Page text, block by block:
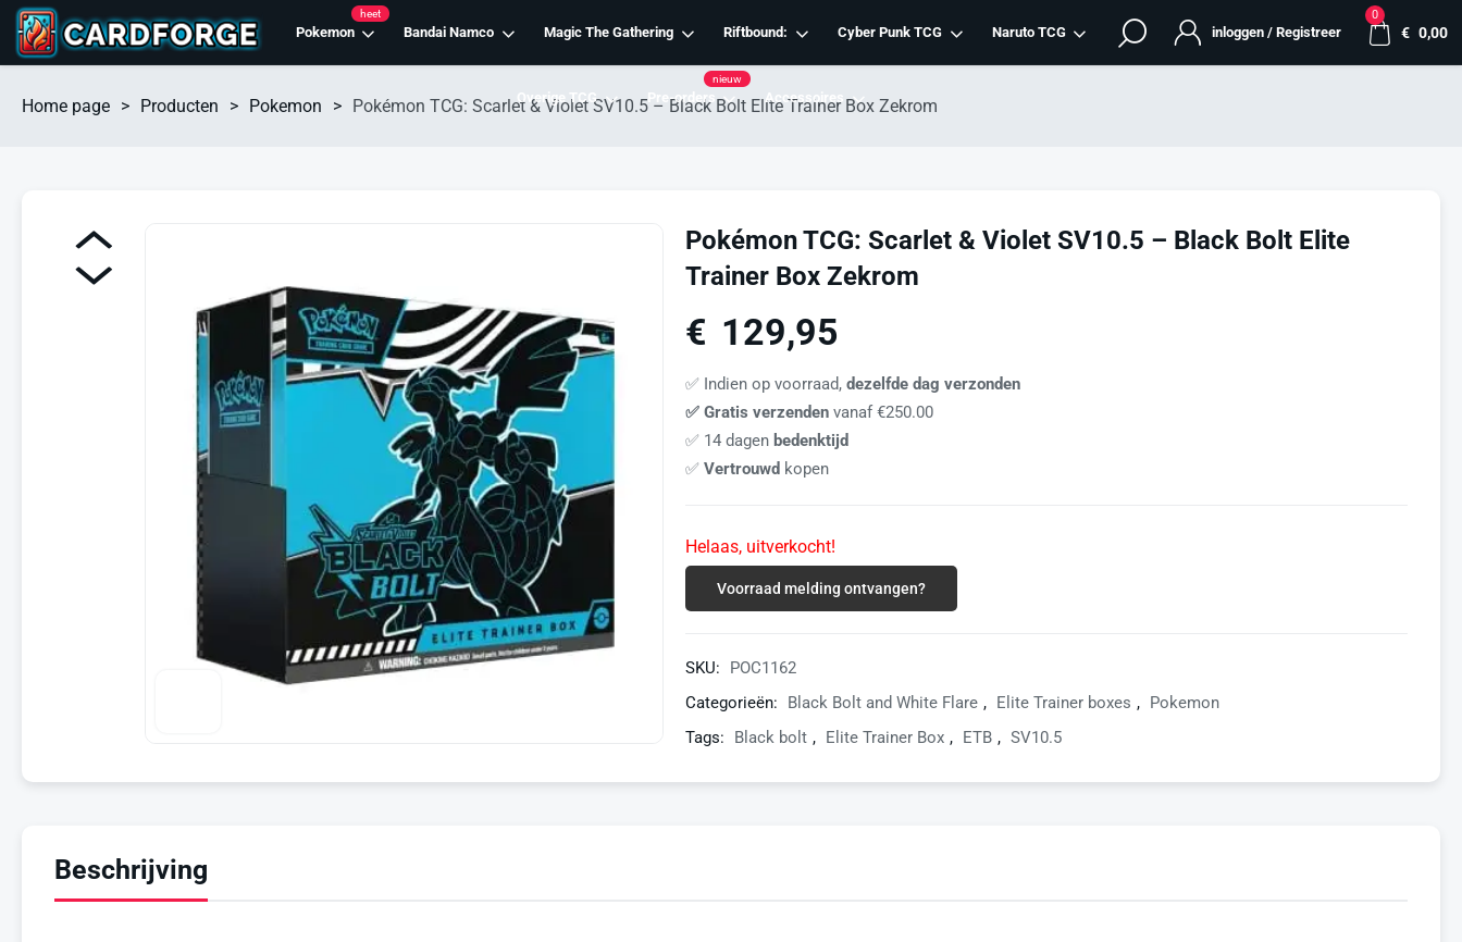
0
€ 0,00
inloggen / Registreer
Pokemon
heet
Bandai Namco Magic The Gathering Riftbound: Cyber Punk TCG Naruto TCG
Overige TCG Pre-orders
nieuw
Accessoires
Home page > Producten > Pokemon > Pokémon TCG: Scarlet & Violet SV10.5 – Black Bolt Elite Trainer Box Zekrom
Pokémon TCG: Scarlet & Violet SV10.5 – Black Bolt Elite
Trainer Box Zekrom
€ 129,95
✅ Indien op voorraad, dezelfde dag verzonden
✅ Gratis verzenden vanaf €250.00
✅ 14 dagen bedenktijd
✅ Vertrouwd kopen
Helaas, uitverkocht!
Voorraad melding ontvangen?
SKU:
POC1162
Categorieën:
Black Bolt and White Flare , Elite Trainer boxes , Pokemon
Tags:
Black bolt , Elite Trainer Box , ETB , SV10.5
Beschrijving